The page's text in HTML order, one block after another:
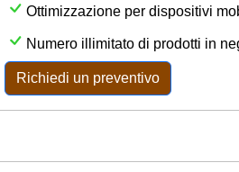
Ottimizzazione per dispositivi
Numero illimitato di prodotti in
Richiedi un preventivo